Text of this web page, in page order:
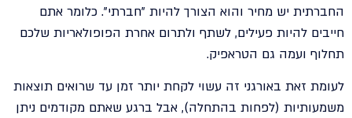
החברתית יש מחיר והוא הצורך להיות "חברתי". כלומר אתם
חייבים להיות פעילים, לשתף ולתרום אחרת הפופולאריות שלכם
תחלוף ועמה גם הטראפיק.
לעומת זאת באורגני זה עשוי לקחת יותר זמן עד שרואים תוצאות
משמעותיות (לפחות בהתחלה), אבל ברגע שאתם מקודמים ניתן